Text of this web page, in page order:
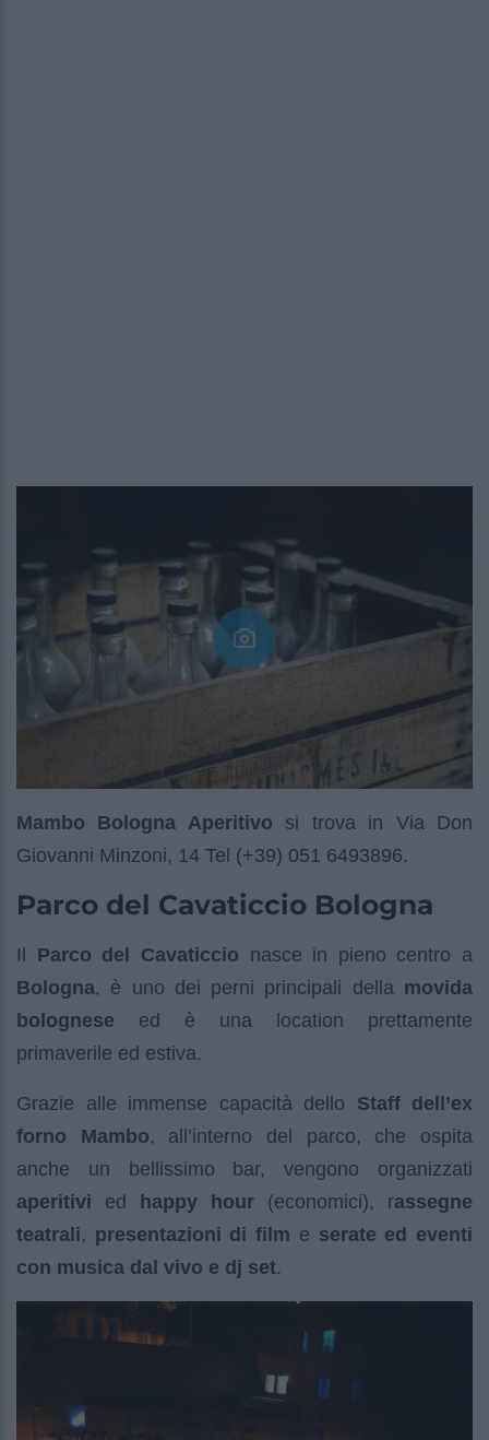
Mambo Bologna Aperitivo si trova in Via Don
Giovanni Minzoni, 14 Tel (+39) 051 6493896.
Parco del Cavaticcio Bologna
Il Parco del Cavaticcio nasce in pieno centro a
Bologna, è uno dei perni principali della movida
bolognese ed è una location prettamente
primaverile ed estiva.
Grazie alle immense capacità dello Staff dell’ex
forno Mambo, all’interno del parco, che ospita
anche un bellissimo bar, vengono organizzati
aperitivi ed happy hour (economici), rassegne
teatrali, presentazioni di film e serate ed eventi
con musica dal vivo e dj set.